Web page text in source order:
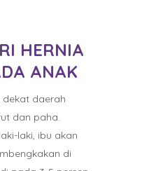
HERNIA
ANAK
dekat daerah
dan paha.
laki, ibu akan
di